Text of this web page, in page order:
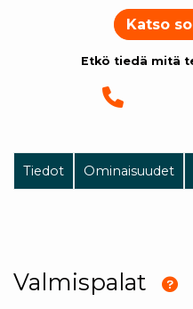
Katso
Etkö tiedä mitä
Tiedot Ominaisuudet
Valmispalat